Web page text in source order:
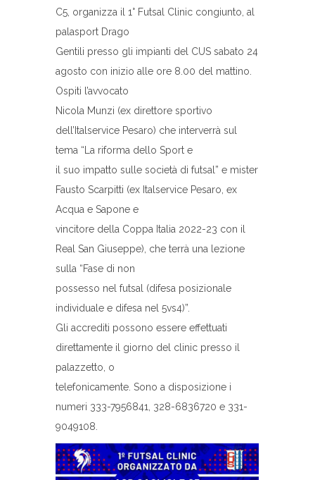
C5, organizza il 1° Futsal Clinic congiunto, al
palasport Drago
Gentili presso gli impianti del CUS sabato 24
agosto con inizio alle ore 8.00 del mattino.
Ospiti l’avvocato
Nicola Munzi (ex direttore sportivo
dell’Italservice Pesaro) che interverrà sul
tema “La riforma dello Sport e
il suo impatto sulle società di futsal” e mister
Fausto Scarpitti (ex Italservice Pesaro, ex
Acqua e Sapone e
vincitore della Coppa Italia 2022-23 con il
Real San Giuseppe), che terrà una lezione
sulla “Fase di non
possesso nel futsal (difesa posizionale
individuale e difesa nel 5vs4)”.
Gli accrediti possono essere effettuati
direttamente il giorno del clinic presso il
palazzetto, o
telefonicamente. Sono a disposizione i
numeri 333-7956841, 328-6836720 e 331-
9049108.